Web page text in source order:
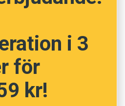
Elefanter använde
vuxna pratade med
avstånd på savannen.
i 3
för
kr!